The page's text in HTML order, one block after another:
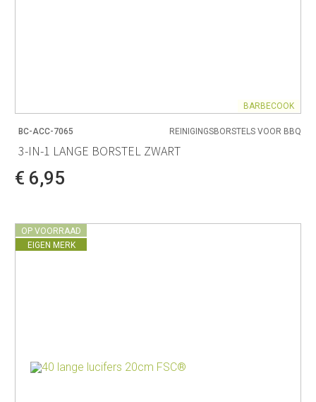
BARBECOOK
BC-ACC-7065 REINIGINGSBORSTELS VOOR BBQ
3-IN-1 LANGE BORSTEL ZWART
€ 6,95
OP VOORRAAD
EIGEN MERK